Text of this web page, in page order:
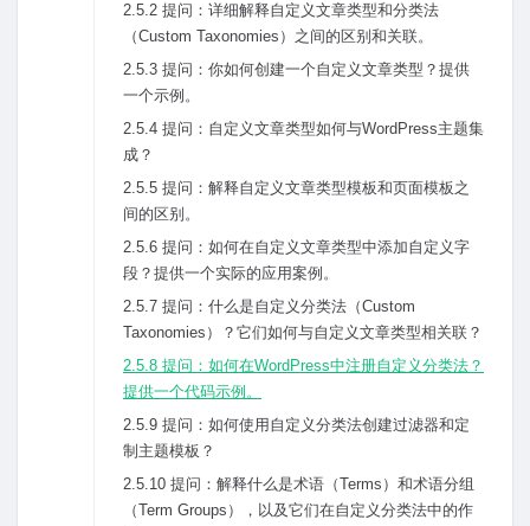
2.5.2 提问：详细解释⾃定义⽂章类型和分类法
（Custom Taxonomies）之间的区别和关联。
2.5.3 提问：你如何创建⼀个⾃定义⽂章类型？提供
⼀个⽰例。
2.5.4 提问：⾃定义⽂章类型如何与WordPress主题集
成？
2.5.5 提问：解释⾃定义⽂章类型模板和页⾯模板之
间的区别。
2.5.6 提问：如何在⾃定义⽂章类型中添加⾃定义字
段？提供⼀个实际的应⽤案例。
2.5.7 提问：什么是⾃定义分类法（Custom
Taxonomies）？它们如何与⾃定义⽂章类型相关联？
2.5.8 提问：如何在WordPress中注册⾃定义分类法？
提供⼀个代码⽰例。
2.5.9 提问：如何使⽤⾃定义分类法创建过滤器和定
制主题模板？
2.5.10 提问：解释什么是术语（Terms）和术语分组
（Term Groups），以及它们在⾃定义分类法中的作